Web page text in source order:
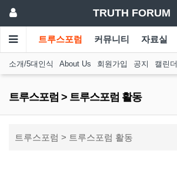
TRUTH FORUM
트루스포럼 커뮤니티 자료실
소개/5대인식 About Us 회원가입 공지 캘린더
트루스포럼 > 트루스포럼 활동
트루스포럼 > 트루스포럼 활동